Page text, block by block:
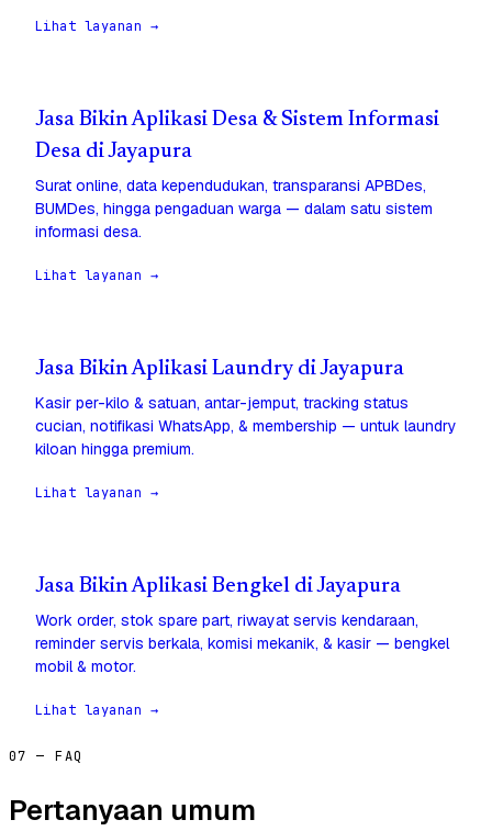
Lihat layanan →
Jasa Bikin Aplikasi Desa & Sistem Informasi
Desa di Jayapura
Surat online, data kependudukan, transparansi APBDes,
BUMDes, hingga pengaduan warga — dalam satu sistem
informasi desa.
Lihat layanan →
Jasa Bikin Aplikasi Laundry di Jayapura
Kasir per-kilo & satuan, antar-jemput, tracking status
cucian, notifikasi WhatsApp, & membership — untuk laundry
kiloan hingga premium.
Lihat layanan →
Jasa Bikin Aplikasi Bengkel di Jayapura
Work order, stok spare part, riwayat servis kendaraan,
reminder servis berkala, komisi mekanik, & kasir — bengkel
mobil & motor.
Lihat layanan →
07 — FAQ
Pertanyaan umum